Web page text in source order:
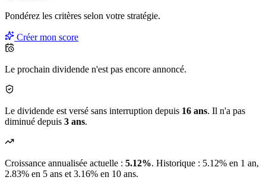
Pondérez les critères selon votre stratégie.
Créer mon score
Le prochain dividende n'est pas encore annoncé.
Le dividende est versé sans interruption depuis 16 ans. Il n'a pas
diminué depuis 3 ans.
Croissance annualisée actuelle : 5.12%. Historique : 5.12% en 1 an,
2.83% en 5 ans et 3.16% en 10 ans.